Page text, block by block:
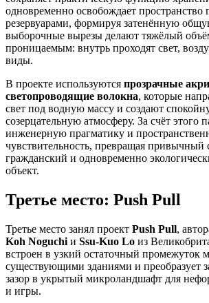
одновременно освобождает
резервуарами, формируя затенённую
выборочные вырезы делают тяжёлый
проницаемым: внутрь проходят свет,
виды.
В проекте используются прозрачные
светопроводящие волокна, которые
свет под водную массу и создают
созерцательную атмосферу. За счёт этого
инженерную прагматику и
чувствительность, превращая привычный
гражданский и одновременно
объект.
Третье место: Push Pull
Третье место занял проект Push Pull,
Koh Noguchi и Ssu-Kuo Lo из
встроен в узкий остаточный промежуток
существующими зданиями и преобразует
зазор в укрытый микроландшафт для
и игры.